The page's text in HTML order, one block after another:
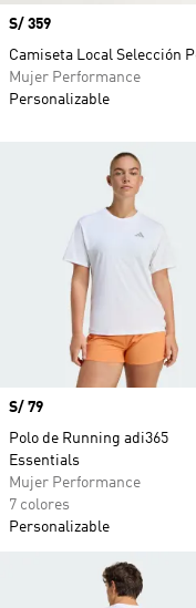
Precio
S/ 79
Polo de Running adi365
Essentials
Mujer Performance
7 colores
Personalizable
Precio
S/ 359
Camiseta Local Selección
Mujer Performance
Personalizable